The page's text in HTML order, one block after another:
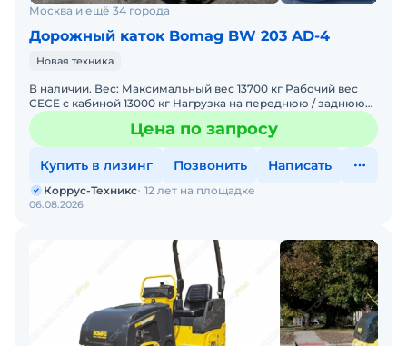
Москва и ещё 34 города
Дорожный каток Bomag BW 203 AD-4
Новая техника
В наличии. Вес: Максимальный вес 13700 кг Рабочий вес
CECE с кабиной 13000 кг Нагрузка на переднюю / заднюю
ось СЕСЕ 6500 / 6500 кг Статическая линейная н
Цена по запросу
Купить в лизинг Позвонить Написать
06.08.2026
Коррус-Техникс 12 лет на площадке